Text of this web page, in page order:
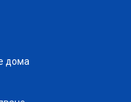
дома